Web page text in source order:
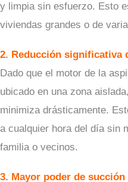
y limpia sin esfuerzo. Esto
viviendas grandes o de
2. Reducción significativa
Dado que el motor de la
ubicado en una zona
minimiza drásticamente.
a cualquier hora del día sin
familia o vecinos.
3. Mayor poder de succión